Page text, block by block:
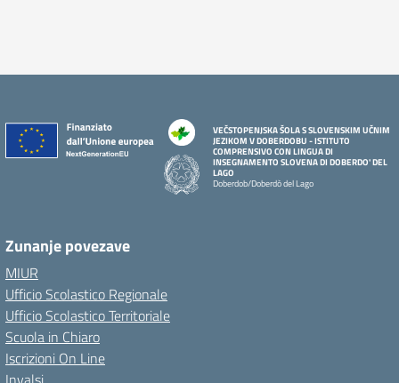
VEČSTOPENJSKA ŠOLA S SLOVENSKIM UČNIM
JEZIKOM V DOBERDOBU - ISTITUTO
COMPRENSIVO CON LINGUA DI
INSEGNAMENTO SLOVENA DI DOBERDO' DEL
LAGO
Doberdob/Doberdò del Lago
Zunanje povezave
MIUR
Ufficio Scolastico Regionale
Ufficio Scolastico Territoriale
Scuola in Chiaro
Iscrizioni On Line